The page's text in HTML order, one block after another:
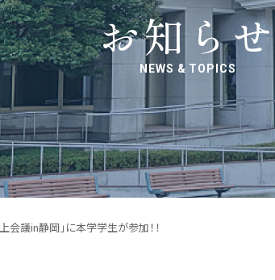
へい・受入れ
未来ロボティクスセンター
活動レポート
外へ渡航するみなさんへ
与奨学⾦
お知らせ
NEWS & TOPICS
会議in静岡」に本学学生が参加！！